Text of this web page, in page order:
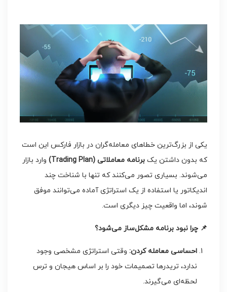
یکی از بزرگ‌ترین خطاهای معامله‌گران در بازار فارکس این است
که بدون داشتن یک برنامه معاملاتی (Trading Plan)
وارد بازار
می‌شوند. بسیاری تصور می‌کنند که تنها با شناخت چند
اندیکاتور یا استفاده از یک استراتژی آماده می‌توانند موفق
شوند، اما واقعیت چیز دیگری است.
📌 چرا نبود برنامه مشکل‌ساز می‌شود؟
احساسی معامله کردن: وقتی استراتژی مشخصی وجود
ندارد، تریدرها تصمیمات خود را بر اساس هیجان و ترس
لحظه‌ای می‌گیرند.